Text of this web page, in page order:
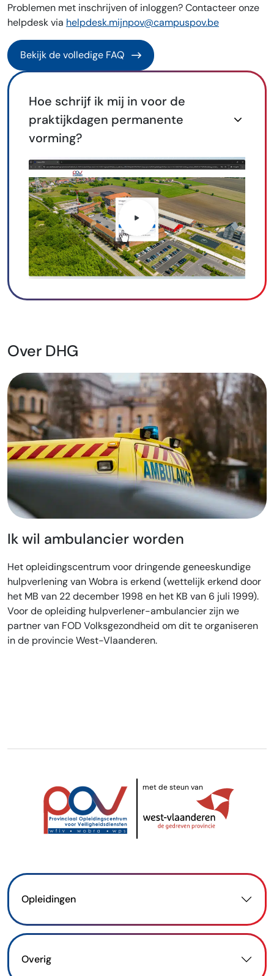
Problemen met inschrijven of inloggen? Contacteer onze
helpdesk via helpdesk.mijnpov@campuspov.be
Bekijk de volledige FAQ
Hoe schrijf ik mij in voor de
praktijkdagen permanente
vorming?
Over DHG
Ik wil ambulancier worden
Het opleidingscentrum voor dringende geneeskundige
hulpverlening van Wobra is erkend (wettelijk erkend door
het MB van 22 december 1998 en het KB van 6 juli 1999).
Voor de opleiding hulpverlener-ambulancier zijn we
partner van FOD Volksgezondheid om dit te organiseren
in de provincie West-Vlaanderen.
met de steun van
Opleidingen
Overig